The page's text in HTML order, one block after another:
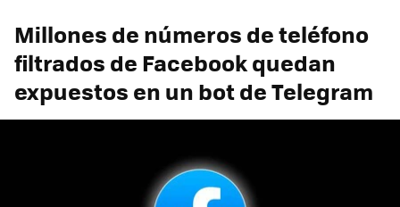
Millones de números de teléfono
filtrados de Facebook quedan
expuestos en un bot de Telegram